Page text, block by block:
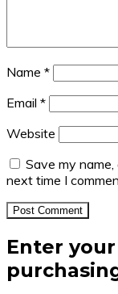
Name *
Email *
Website
Save my
next time I
Enter